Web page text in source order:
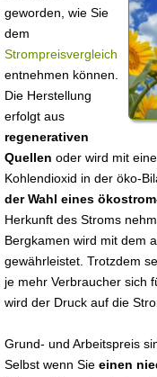
geworden, wie Sie
dem
Strompreisvergleich
entnehmen können.
Die Herstellung
erfolgt aus
regenerativen
Quellen oder wird mit
Kohlendioxid in der öko-
der Wahl eines
Herkunft des Stroms
Bergkamen wird mit dem
gewährleistet. Trotzdem
je mehr Verbraucher sich
wird der Druck auf die
Grund- und Arbeitspreis
Selbst wenn Sie einen